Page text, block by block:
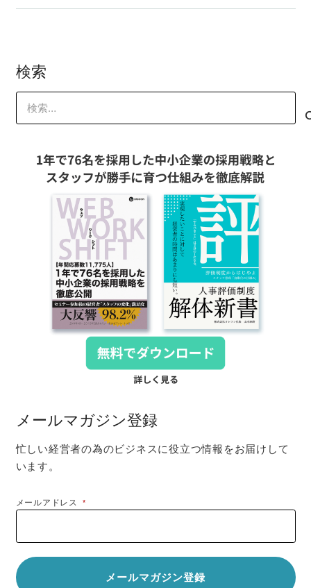
検索
索:
メールマガジン登録
忙しい経営者の為のビジネスに役立つ情報をお届けして
います。
メールアドレス*